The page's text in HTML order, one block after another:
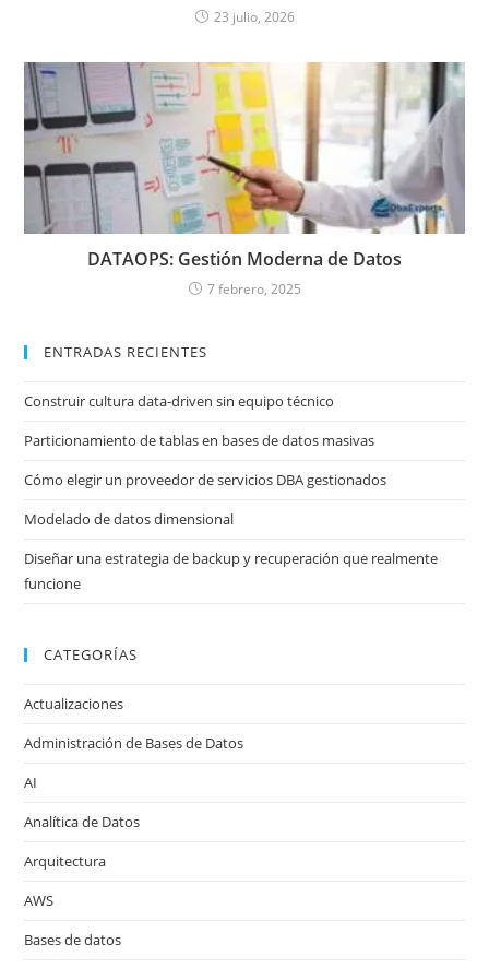
23 julio, 2026
DATAOPS: Gestión Moderna de Datos
7 febrero, 2025
ENTRADAS RECIENTES
Construir cultura data-driven sin equipo técnico
Particionamiento de tablas en bases de datos masivas
Cómo elegir un proveedor de servicios DBA gestionados
Modelado de datos dimensional
Diseñar una estrategia de backup y recuperación que realmente
funcione
CATEGORÍAS
Actualizaciones
Administración de Bases de Datos
AI
Analítica de Datos
Arquitectura
AWS
Bases de datos